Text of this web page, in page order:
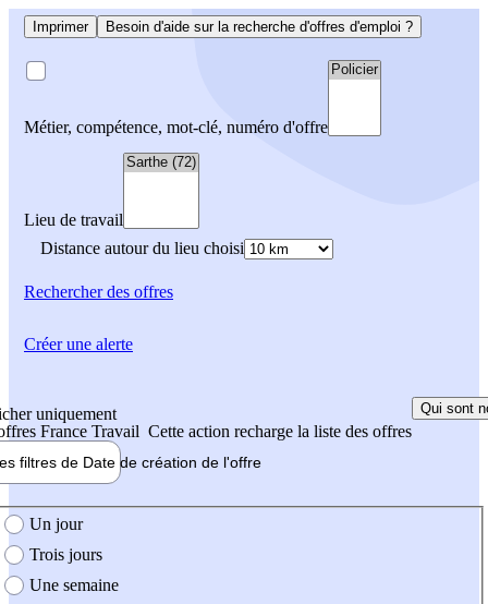
Imprimer Besoin d'aide sur la recherche d'offres d'emploi ?
Métier, compétence, mot-clé, numéro d'offre
Lieu de travail
Distance autour du lieu choisi
Rechercherdes offres
uniquement
France Travail Cette action recharge la liste des offres
Qui sont
filtres de Date de création de l'offre
création de l'offre
Un jour
Trois jours
Une semaine
Créer une alerte